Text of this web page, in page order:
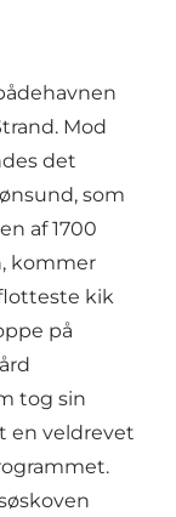
Mod
det
som
af 1700
kommer
kik
på
tog sin
en veldrevet